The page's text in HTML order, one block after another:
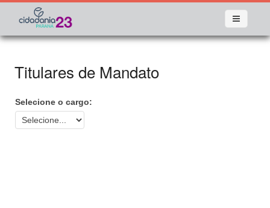
Titulares de Mandato
Selecione o cargo: